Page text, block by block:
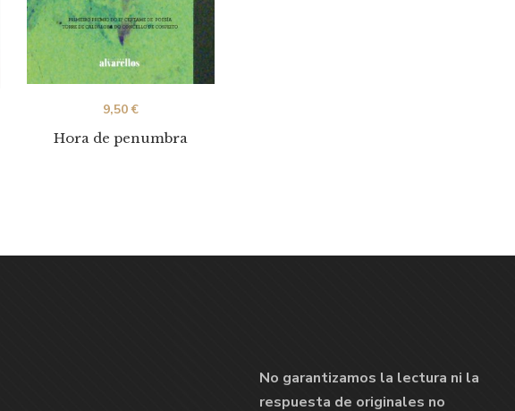
Hora de penumbra
9,50€
No garantizamos la lectura ni la
respuesta de originales no